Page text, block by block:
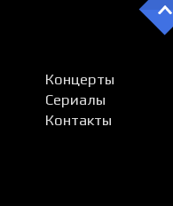
Концерты
Сериалы
Контакты